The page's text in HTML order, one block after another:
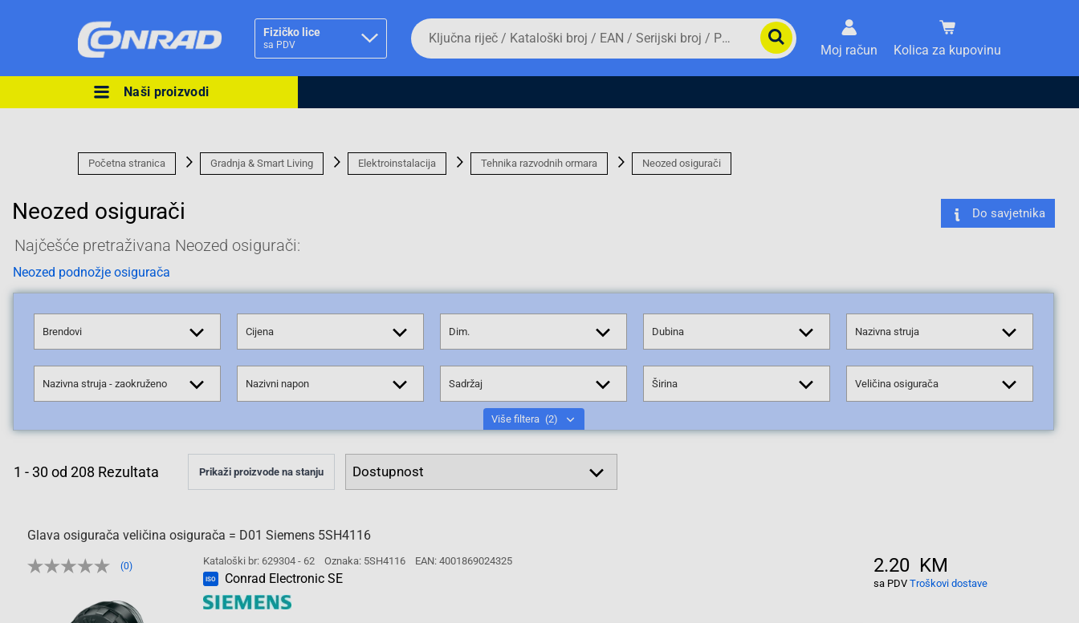
Fizičko lice
sa PDV
Ova postavka prilagođava asortiman proizvoda i
Pravno lice
Da
biste
potražili
proizvod,
broj,
EAN
ili
Moj račun Kolica za kupovinu
Naši proizvodi
Početna stranica Gradnja & Smart Living Elektroinstalacija Tehnika razvodnih ormara Neozed osigurači
Neozed osigurači Do savjetnika
Najčešće pretraživana Neozed osigurači:
Neozed podnožje osigurača
Brendovi Cijena Dim. Dubina Nazivna struja
Nazivna struja - zaokruženo Nazivni napon Sadržaj Širina Veličina osigurača
Više filtera (2)
1 - 30 od 208 Rezultata Prikaži proizvode na stanju
Glava osigurača veličina osigurača = D01 Siemens 5SH4116
(0) Kataloški br: 629304 - 62 Oznaka: 5SH4116 EAN: 4001869024325
ISO Conrad Electronic SE
2.20 KM
sa PDV Troškovi dostave